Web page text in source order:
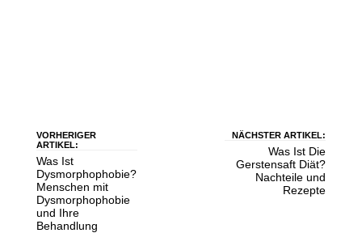
VORHERIGER
ARTIKEL:
Was Ist
Dysmorphophobie?
Menschen mit
Dysmorphophobie
und Ihre
Behandlung
NÄCHSTER ARTIKEL:
Was Ist Die
Gerstensaft Diät?
Nachteile und
Rezepte